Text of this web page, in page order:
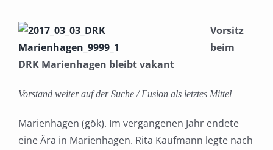
Vorsitz
beim
DRK Marienhagen bleibt vakant
Vorstand weiter auf der Suche / Fusion als letztes Mittel
Marienhagen (gök). Im vergangenen Jahr endete
eine Ära in Marienhagen. Rita Kaufmann legte nach